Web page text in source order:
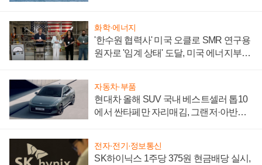
화학·에너지
'한수원 협력사' 미국 오클로 SMR 연구용
원자로 '임계 상태' 도달, 미국 에너지부
자동차·부품
현대차 올해 SUV 국내 베스트셀러 톱10
에서 싼타페만 자리매김, 그랜저·아반떼
전자·전기·정보통신
SK하이닉스 1주당 375원 현금배당 실시,